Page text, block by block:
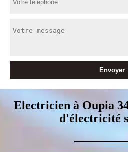
Electricien à Oupia
d'électricité